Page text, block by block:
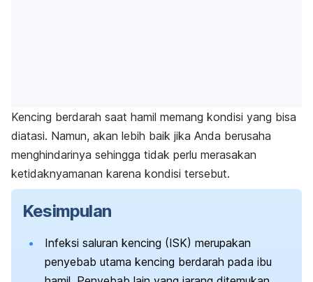
Kencing berdarah saat hamil memang kondisi yang bisa
diatasi. Namun, akan lebih baik jika Anda berusaha
menghindarinya sehingga tidak perlu merasakan
ketidaknyamanan karena kondisi tersebut.
Kesimpulan
Infeksi saluran kencing (ISK) merupakan
penyebab utama kencing berdarah pada ibu